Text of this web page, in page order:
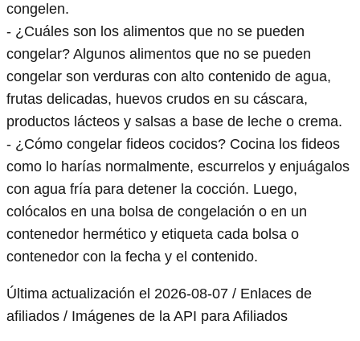
congelen.
- ¿Cuáles son los alimentos que no se pueden
congelar? Algunos alimentos que no se pueden
congelar son verduras con alto contenido de agua,
frutas delicadas, huevos crudos en su cáscara,
productos lácteos y salsas a base de leche o crema.
- ¿Cómo congelar fideos cocidos? Cocina los fideos
como lo harías normalmente, escurrelos y enjuágalos
con agua fría para detener la cocción. Luego,
colócalos en una bolsa de congelación o en un
contenedor hermético y etiqueta cada bolsa o
contenedor con la fecha y el contenido.
Última actualización el 2026-08-07 / Enlaces de
afiliados / Imágenes de la API para Afiliados